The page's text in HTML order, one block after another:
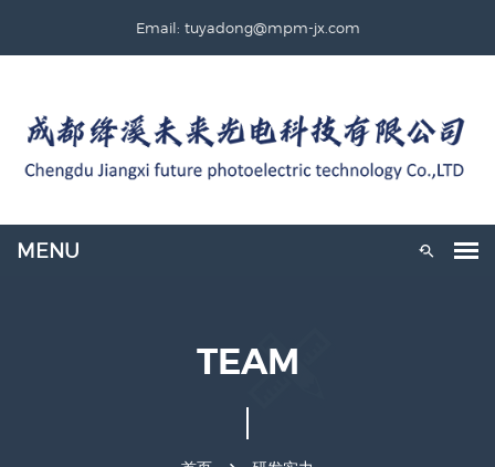
Email: tuyadong@mpm-jx.com
TEAM